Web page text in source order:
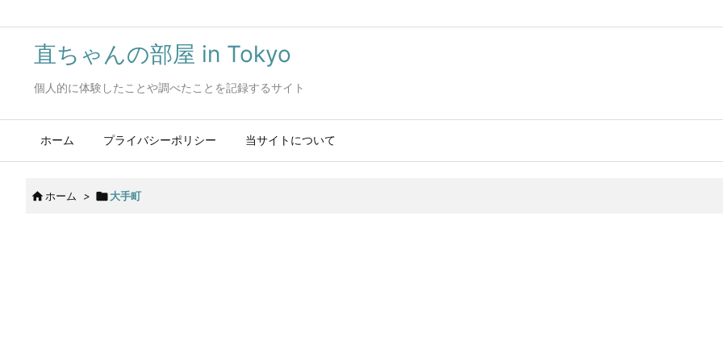
直ちゃんの部屋 in Tokyo
個人的に体験したことや調べたことを記録するサイト
ホーム プライバシーポリシー 当サイトについて
 ホーム > 大手町